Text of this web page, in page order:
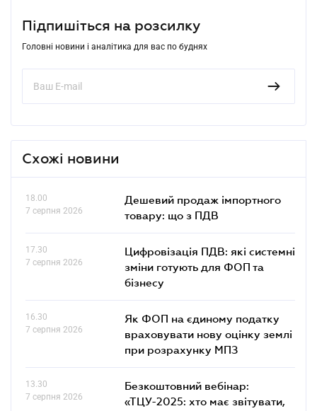
Підпишіться на розсилку
Головні новини і аналітика для вас по буднях
Схожі новини
18.00
7 серпня 2026
Дешевий продаж імпортного
товару: що з ПДВ
17.30
7 серпня 2026
Цифровізація ПДВ: які системні
зміни готують для ФОП та
бізнесу
16.30
7 серпня 2026
Як ФОП на єдиному податку
враховувати нову оцінку землі
при розрахунку МПЗ
13.30
7 серпня 2026
Безкоштовний вебінар:
«ТЦУ-2025: хто має звітувати,